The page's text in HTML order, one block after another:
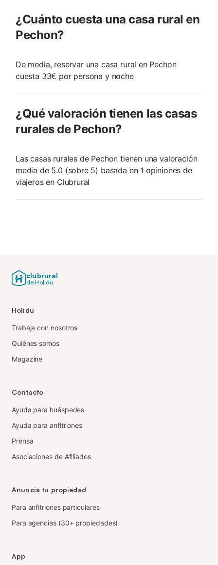
¿Cuánto cuesta una casa rural en
Pechon?
De media, reservar una casa rural en Pechon
cuesta 33€ por persona y noche
¿Qué valoración tienen las casas
rurales de Pechon?
Las casas rurales de Pechon tienen una valoración
media de 5.0 (sobre 5) basada en 1 opiniones de
viajeros en Clubrural
clubrural
de Holidu
Holidu
Trabaja con nosotros
Quiénes somos
Magazine
Contacto
Ayuda para huéspedes
Ayuda para anfitriones
Prensa
Asociaciones de Afiliados
Anuncia tu propiedad
Para anfitriones particulares
Para agencias (30+ propiedades)
App